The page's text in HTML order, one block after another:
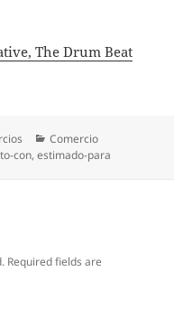
The Drum Beat
Categories
Comercio
con,estimado-para
Required fields are